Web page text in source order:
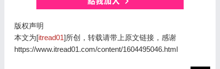
版权声明
本文为[itread01]所创，转载请带上原文链接，感谢
https://www.itread01.com/content/1604495046.html